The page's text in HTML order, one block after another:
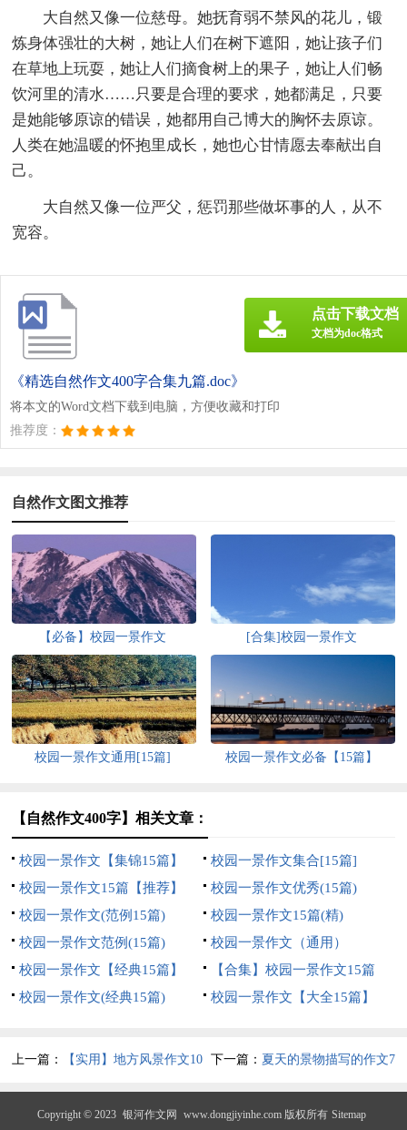
大自然又像一位慈母。她抚育弱不禁风的花儿，锻
炼身体强壮的大树，她让人们在树下遮阳，她让孩子们
在草地上玩耍，她让人们摘食树上的果子，她让人们畅
饮河里的清水……只要是合理的要求，她都满足，只要
是她能够原谅的错误，她都用自己博大的胸怀去原谅。
人类在她温暖的怀抱里成长，她也心甘情愿去奉献出自
己。
大自然又像一位严父，惩罚那些做坏事的人，从不
宽容。
《精选自然作文400字合集九篇.doc》
将本文的Word文档下载到电脑，方便收藏和打印
推荐度：
点击下载文档
文档为doc格式
自然作文图文推荐
【必备】校园一景作文 [合集]校园一景作文
校园一景作文通用[15篇] 校园一景作文必备【15篇】
【自然作文400字】相关文章：
校园一景作文【集锦15篇】
校园一景作文集合[15篇]
校园一景作文15篇【推荐】
校园一景作文优秀(15篇)
校园一景作文(范例15篇)
校园一景作文15篇(精)
校园一景作文范例(15篇)
校园一景作文（通用）
校园一景作文【经典15篇】
【合集】校园一景作文15篇
校园一景作文(经典15篇)
校园一景作文【大全15篇】
上一篇： 【实用】地方风景作文10 下一篇： 夏天的景物描写的作文7
Copyright © 2023 银河作文网 www.dongjiyinhe.com 版权所有 Sitemap